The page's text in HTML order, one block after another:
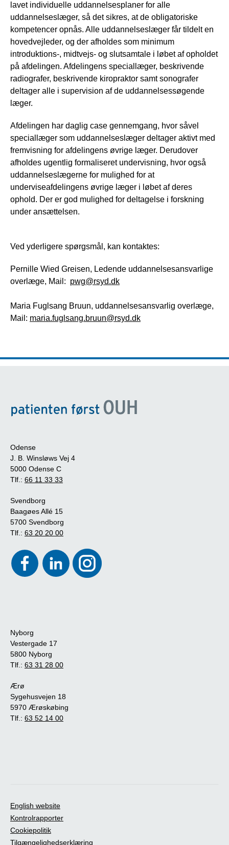
lavet individuelle uddannelsesplaner for alle
uddannelseslæger, så det sikres, at de obligatoriske
kompetencer opnås. Alle uddannelseslæger får tildelt en
hovedvejleder, og der afholdes som minimum
introduktions-, midtvejs- og slutsamtale i løbet af opholdet
på afdelingen. Afdelingens speciallæger, beskrivende
radiografer, beskrivende kiropraktor samt sonografer
deltager alle i supervision af de uddannelsessøgende
læger.
Afdelingen har daglig case gennemgang, hvor såvel
speciallæger som uddannelseslæger deltager aktivt med
fremvisning for afdelingens øvrige læger. Derudover
afholdes ugentlig formaliseret undervisning, hvor også
uddannelseslægerne for mulighed for at
underviseafdelingens øvrige læger i løbet af deres
ophold. Der er god mulighed for deltagelse i forskning
under ansættelsen.
Ved yderligere spørgsmål, kan kontaktes:
Pernille Wied Greisen, Ledende uddannelsesansvarlige
overlæge, Mail: pwg@rsyd.dk
Maria Fuglsang Bruun, uddannelsesansvarlig overlæge,
Mail: maria.fuglsang.bruun@rsyd.dk
Odense
J. B. Winsløws Vej 4
5000 Odense C
Tlf.: 66 11 33 33
Svendborg
Baagøes Allé 15
5700 Svendborg
Tlf.: 63 20 20 00
Nyborg
Vestergade 17
5800 Nyborg
Tlf.: 63 31 28 00
Ærø
Sygehusvejen 18
5970 Ærøskøbing
Tlf.: 63 52 14 00
English website
Kontrolrapporter
Cookiepolitik
Tilgængelighedserklæring